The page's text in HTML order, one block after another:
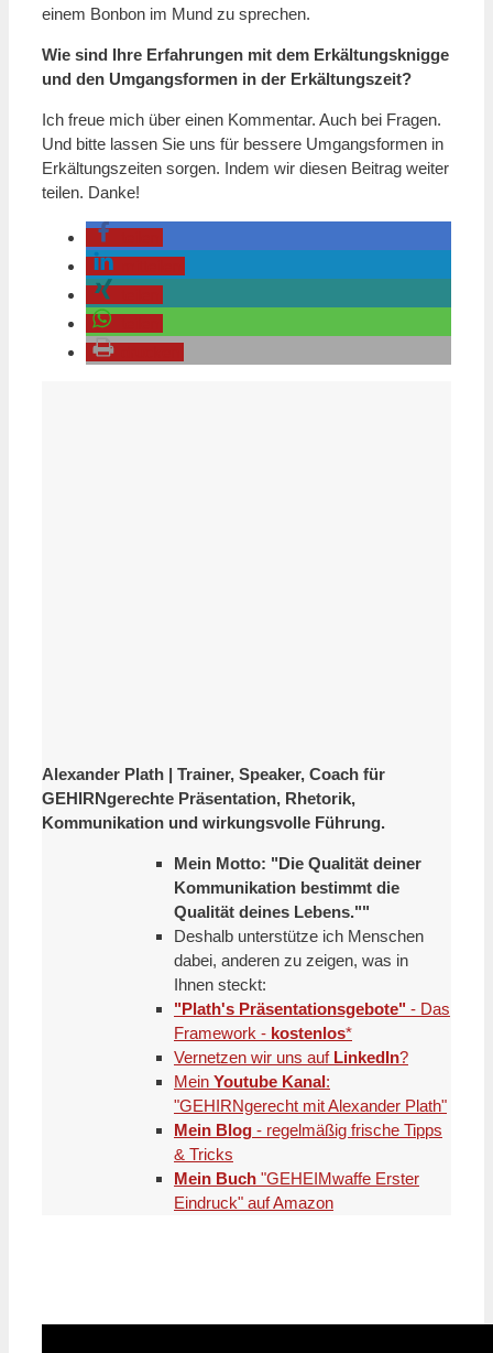
einem Bonbon im Mund zu sprechen.
Wie sind Ihre Erfahrungen mit dem Erkältungsknigge
und den Umgangsformen in der Erkältungszeit?
Ich freue mich über einen Kommentar. Auch bei Fragen.
Und bitte lassen Sie uns für bessere Umgangsformen in
Erkältungszeiten sorgen. Indem wir diesen Beitrag weiter
teilen. Danke!
Alexander Plath | Trainer, Speaker, Coach für
GEHIRNgerechte Präsentation, Rhetorik,
Kommunikation und wirkungsvolle Führung.
Mein Motto: "Die Qualität deiner
Kommunikation bestimmt die
Qualität deines Lebens.""
Deshalb unterstütze ich Menschen
dabei, anderen zu zeigen, was in
Ihnen steckt:
"Plath's Präsentationsgebote" - Das
Framework - kostenlos*
Vernetzen wir uns auf LinkedIn?
Mein Youtube Kanal:
"GEHIRNgerecht mit Alexander Plath"
Mein Blog - regelmäßig frische Tipps
& Tricks
Mein Buch "GEHEIMwaffe Erster
Eindruck" auf Amazon